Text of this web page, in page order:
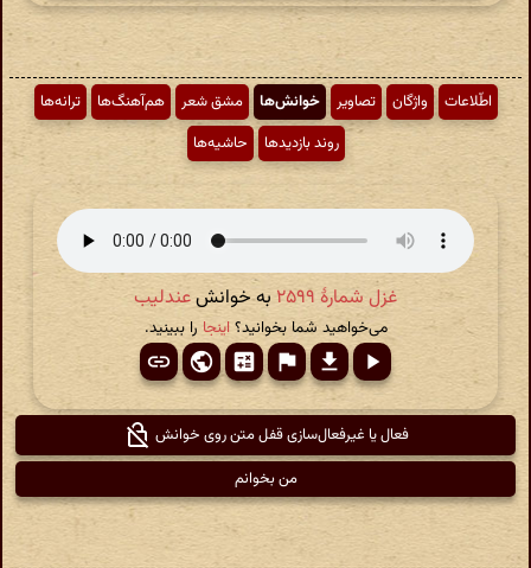
اطّلاعات واژگان تصاویر خوانش‌ها مشق شعر هم‌آهنگ‌ها
ترانه‌ها
روند بازدیدها
حاشیه‌ها
غزل شمارهٔ ۲۵۹۹ به خوانشعندلیب
می‌خواهید شما بخوانید؟اینجا را ببینید.
فعال یا غیرفعال‌سازی قفل متن روی خوانش
من بخوانم